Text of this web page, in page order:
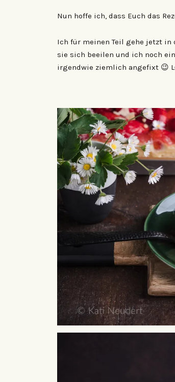
Nun hoffe ich, dass Euch das
Ich für meinen Teil gehe jetzt in
sie sich beeilen und ich noch
irgendwie ziemlich angefixt 😉